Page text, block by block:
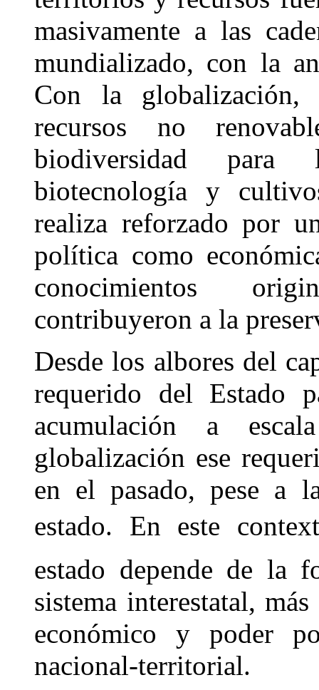
masivamente a las
mundializado, con la
Con la globalización,
recursos no
biodiversidad para
biotecnología y
realiza reforzado por
política como
conocimientos
contribuyeron a la
Desde los albores del
requerido del Estado
acumulación a
globalización ese
en el pasado, pese a
estado. En este
estado depende de la
sistema interestatal,
económico y poder
nacional-territorial.